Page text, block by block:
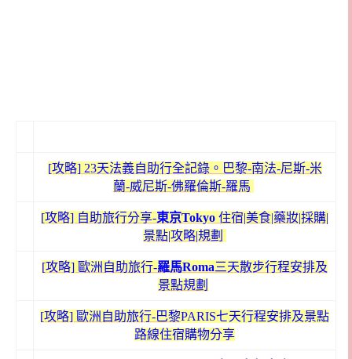
[攻略] 23天法義自助行全記錄。巴黎-南法-尼斯-米
蘭-威尼斯-佛羅倫斯-羅馬
[攻略] 自助旅行分享-東京Tokyo 住宿|美食|藥妝|採購|
景點|攻略|規劃
[攻略] 歐洲自助旅行-羅馬Roma三天散步行程安排及
景點規劃
[攻略] 歐洲自助旅行-巴黎PARIS七天行程安排及景點
路線住宿購物分享